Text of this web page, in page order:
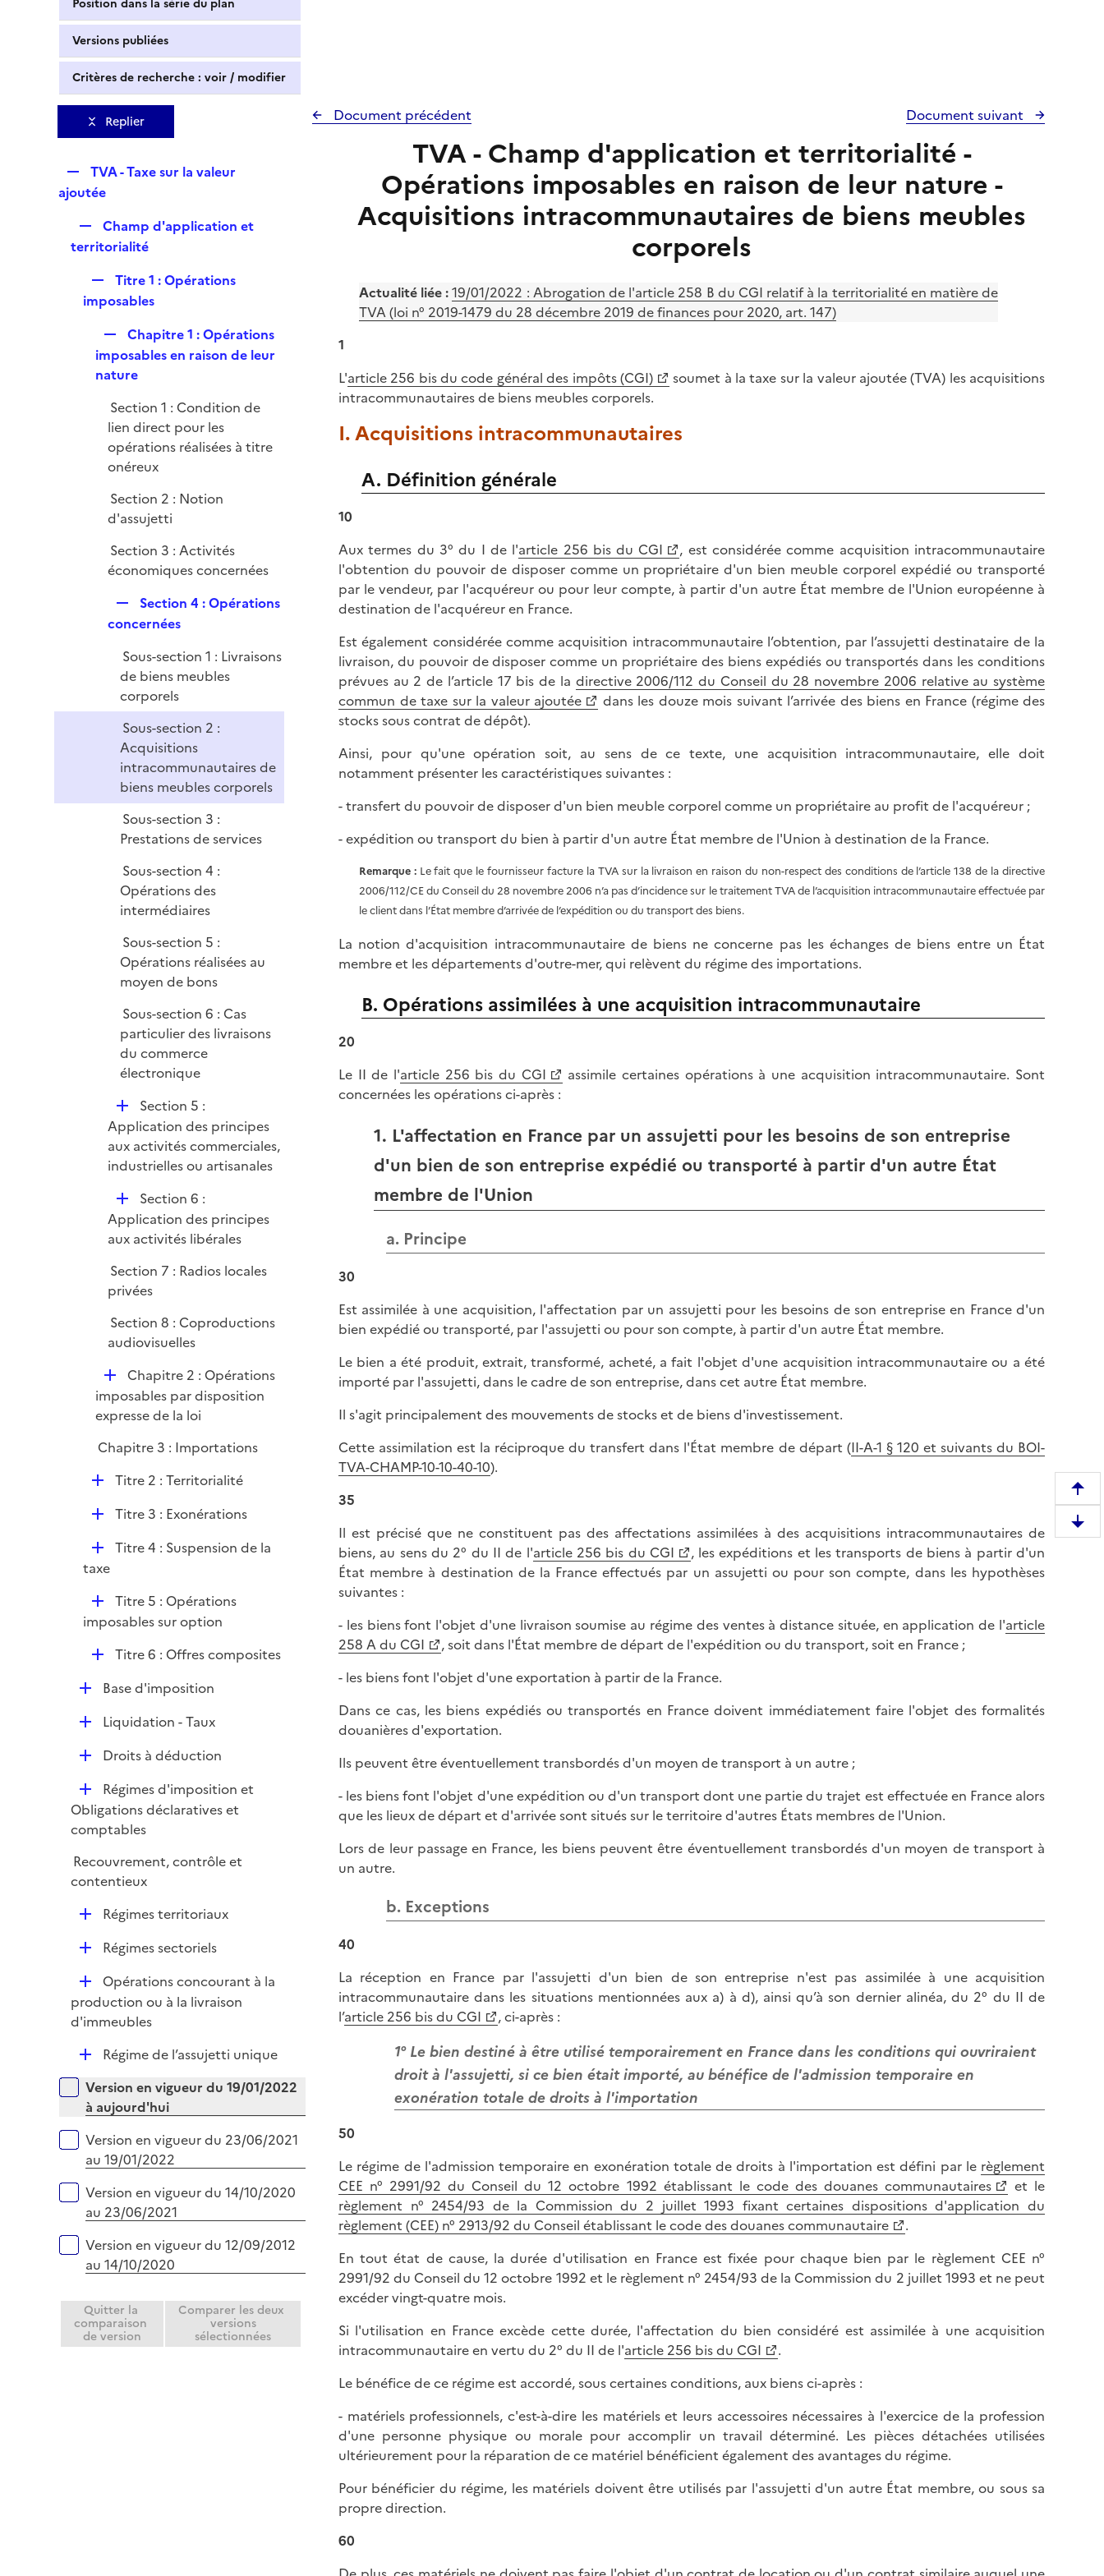
Position dans la série du plan
Versions publiées
Critères de recherche : voir / modifier
Replier
e
l
i
TVA - Taxe sur la valeur
ajoutée
e
l
i
Champ d'application et
territorialité
e
l
i
e
Titre 1 : Opérations
imposables
e
p
i
e
r
Chapitre 1 : Opérations
imposables en raison de leur
nature
Section 1 : Condition de
lien direct pour les
opérations réalisées à titre
onéreux
Section 2 : Notion
d'assujetti
Section 3 : Activités
économiques concernées
e
l
i
e
Section 4 : Opérations
concernées
Sous-section 1 : Livraisons
de biens meubles
corporels
Sous-section 2 :
Acquisitions
intracommunautaires de
biens meubles corporels
Sous-section 3 :
Prestations de services
Sous-section 4 :
Opérations des
intermédiaires
Sous-section 5 :
Opérations réalisées au
moyen de bons
Sous-section 6 : Cas
particulier des livraisons
du commerce
électronique
D
é
p
l
r
Section 5 :
Application des principes
aux activités commerciales,
industrielles ou artisanales
D
é
p
i
e
r
Section 6 :
Application des principes
aux activités libérales
Section 7 : Radios locales
privées
Section 8 : Coproductions
audiovisuelles
D
é
p
i
e
Chapitre 2 : Opérations
imposables par disposition
expresse de la loi
Chapitre 3 : Importations
D
e
Titre 2 : Territorialité
D
l
r
Titre 3 : Exonérations
D
é
i
Titre 4 : Suspension de la
taxe
D
é
i
e
r
Titre 5 : Opérations
imposables sur option
D
p
i
e
Titre 6 : Offres composites
D
r
Base d'imposition
D
i
e
r
Liquidation - Taux
D
l
i
r
Droits à déduction
D
é
p
i
e
Régimes d'imposition et
Obligations déclaratives et
comptables
Recouvrement, contrôle et
contentieux
D
e
r
Régimes territoriaux
D
l
i
Régimes sectoriels
D
é
p
e
r
Opérations concourant à la
production ou à la livraison
d'immeubles
D
p
l
i
r
Régime de l’assujetti unique
Versions sur la période
Version en vigueur du 19/01/2022
à aujourd'hui
Version en vigueur du 23/06/2021
au 19/01/2022
Version en vigueur du 14/10/2020
au 23/06/2021
Version en vigueur du 12/09/2012
au 14/10/2020
Quitter la
comparaison
de version
Comparer les deux
versions
sélectionnées
Document précédent Document suivant
TVA - Champ d'application et territorialité -
Opérations imposables en raison de leur nature -
Acquisitions intracommunautaires de biens meubles
corporels
Actualité liée :19/01/2022 : Abrogation de l'article 258 B du CGI relatif à la territorialité en matière de
TVA (loi n° 2019-1479 du 28 décembre 2019 de finances pour 2020, art. 147)
1
L'article 256 bis du code général des impôts (CGI)
soumet à la taxe sur la valeur ajoutée (TVA) les acquisitions
intracommunautaires de biens meubles corporels.
I. Acquisitions intracommunautaires
A. Définition générale
10
Aux termes du 3° du I de l'article 256 bis du CGI
, est considérée comme acquisition intracommunautaire
l'obtention du pouvoir de disposer comme un propriétaire d'un bien meuble corporel expédié ou transporté
par le vendeur, par l'acquéreur ou pour leur compte, à partir d'un autre État membre de l'Union européenne à
destination de l'acquéreur en France.
Est également considérée comme acquisition intracommunautaire l’obtention, par l’assujetti destinataire de la
livraison, du pouvoir de disposer comme un propriétaire des biens expédiés ou transportés dans les conditions
prévues au 2 de l’article 17 bis de la directive 2006/112 du Conseil du 28 novembre 2006 relative au système
commun de taxe sur la valeur ajoutée
dans les douze mois suivant l’arrivée des biens en France (régime des
stocks sous contrat de dépôt).
Ainsi, pour qu'une opération soit, au sens de ce texte, une acquisition intracommunautaire, elle doit
notamment présenter les caractéristiques suivantes :
- transfert du pouvoir de disposer d'un bien meuble corporel comme un propriétaire au profit de l'acquéreur ;
- expédition ou transport du bien à partir d'un autre État membre de l'Union à destination de la France.
Remarque : Le fait que le fournisseur facture la TVA sur la livraison en raison du non-respect des conditions de l’article 138 de la directive
2006/112/CE du Conseil du 28 novembre 2006 n’a pas d’incidence sur le traitement TVA de l’acquisition intracommunautaire effectuée par
le client dans l’État membre d’arrivée de l’expédition ou du transport des biens.
La notion d'acquisition intracommunautaire de biens ne concerne pas les échanges de biens entre un État
membre et les départements d'outre-mer, qui relèvent du régime des importations.
B. Opérations assimilées à une acquisition intracommunautaire
20
Le II de l'article 256 bis du CGI
assimile certaines opérations à une acquisition intracommunautaire. Sont
concernées les opérations ci-après :
1. L'affectation en France par un assujetti pour les besoins de son entreprise
d'un bien de son entreprise expédié ou transporté à partir d'un autre État
membre de l'Union
a. Principe
30
Est assimilée à une acquisition, l'affectation par un assujetti pour les besoins de son entreprise en France d'un
bien expédié ou transporté, par l'assujetti ou pour son compte, à partir d'un autre État membre.
Le bien a été produit, extrait, transformé, acheté, a fait l'objet d'une acquisition intracommunautaire ou a été
importé par l'assujetti, dans le cadre de son entreprise, dans cet autre État membre.
Il s'agit principalement des mouvements de stocks et de biens d'investissement.
Cette assimilation est la réciproque du transfert dans l'État membre de départ (II-A-1 § 120 et suivants du BOI-
TVA-CHAMP-10-10-40-10).
35
Il est précisé que ne constituent pas des affectations assimilées à des acquisitions intracommunautaires de
biens, au sens du 2° du II de l'article 256 bis du CGI
, les expéditions et les transports de biens à partir d'un
État membre à destination de la France effectués par un assujetti ou pour son compte, dans les hypothèses
suivantes :
- les biens font l'objet d'une livraison soumise au régime des ventes à distance située, en application de l'article
258 A du CGI
, soit dans l'État membre de départ de l'expédition ou du transport, soit en France ;
- les biens font l'objet d'une exportation à partir de la France.
Dans ce cas, les biens expédiés ou transportés en France doivent immédiatement faire l'objet des formalités
douanières d'exportation.
Ils peuvent être éventuellement transbordés d'un moyen de transport à un autre ;
- les biens font l'objet d'une expédition ou d'un transport dont une partie du trajet est effectuée en France alors
que les lieux de départ et d'arrivée sont situés sur le territoire d'autres États membres de l'Union.
Lors de leur passage en France, les biens peuvent être éventuellement transbordés d'un moyen de transport à
un autre.
b. Exceptions
40
La réception en France par l'assujetti d'un bien de son entreprise n'est pas assimilée à une acquisition
intracommunautaire dans les situations mentionnées aux a) à d), ainsi qu’à son dernier alinéa, du 2° du II de
l’article 256 bisdu CGI , ci-après :
1° Le bien destiné à être utilisé temporairement en France dans les conditions qui ouvriraient
droit à l'assujetti, si ce bien était importé, au bénéfice de l'admission temporaire en
exonération totale de droits à l'importation
50
Le régime de l'admission temporaire en exonération totale de droits à l'importation est défini par le règlement
CEE n° 2991/92 du Conseil du 12 octobre 1992 établissant le code des douanes communautaires
et le
règlement n° 2454/93 de la Commission du 2 juillet 1993 fixant certaines dispositions d'application du
règlement (CEE) n° 2913/92 du Conseil établissant le code des douanes communautaire
.
En tout état de cause, la durée d'utilisation en France est fixée pour chaque bien par le règlement CEE n°
2991/92 du Conseil du 12 octobre 1992 et le règlement n° 2454/93 de la Commission du 2 juillet 1993 et ne peut
excéder vingt-quatre mois.
Si l'utilisation en France excède cette durée, l'affectation du bien considéré est assimilée à une acquisition
intracommunautaire en vertu du 2° du II de l'article 256 bis du CGI
.
Le bénéfice de ce régime est accordé, sous certaines conditions, aux biens ci-après :
- matériels professionnels, c'est-à-dire les matériels et leurs accessoires nécessaires à l'exercice de la profession
d'une personne physique ou morale pour accomplir un travail déterminé. Les pièces détachées utilisées
ultérieurement pour la réparation de ce matériel bénéficient également des avantages du régime.
Pour bénéficier du régime, les matériels doivent être utilisés par l'assujetti d'un autre État membre, ou sous sa
propre direction.
60
e
m
D